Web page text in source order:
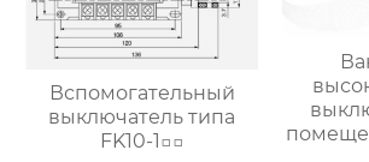
Вспомогательный
выключатель типа
FK10-1□□